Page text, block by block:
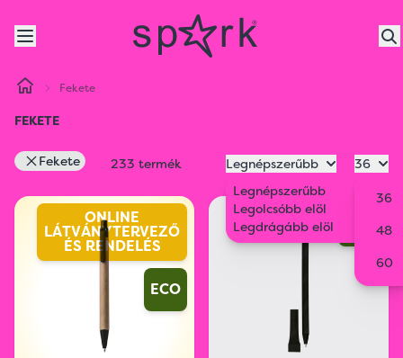
Fekete
FEKETE
Fekete 233 termék
Legnépszerűbb
Legnépszerűbb
Legolcsóbb elöl
Legdrágább elöl
36
36
48
60
ONLINE
LÁTVÁNYTERVEZŐ
ÉS RENDELÉS
ECO